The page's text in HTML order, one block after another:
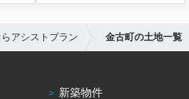
アシストプラン 金古町の土地一覧
新築物件